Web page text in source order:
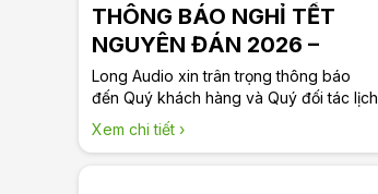
THÔNG BÁO NGHỈ TẾT
NGUYÊN ĐÁN 2026 –
LONG AUDIO
Long Audio xin trân trọng thông báo
đến Quý khách hàng và Quý đối tác lịch
nghỉ Tết Nguyên Đán Bính Ngọ 2026
như sau: Thời gian nghỉ: Từ ngày
Xem chi tiết ›